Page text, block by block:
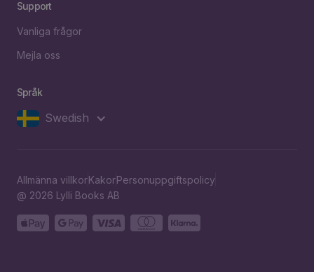
Support
Vanliga frågor
Mejla oss
Språk
Swedish
Allmänna villkorKakorPersonuppgiftspolicy
@ 2026 Lylli Books AB